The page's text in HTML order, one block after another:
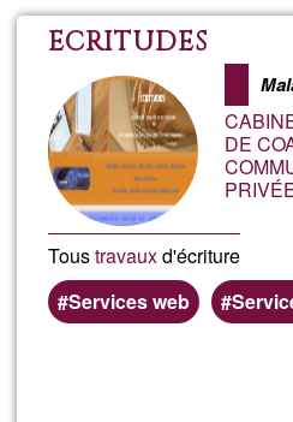
ÉCRITUDES
DE
Toustravauxd'écriture
Services web